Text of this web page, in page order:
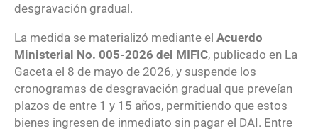
desgravación gradual.
La medida se materializó mediante el Acuerdo
Ministerial No. 005-2026 del MIFIC, publicado en La
Gaceta el 8 de mayo de 2026, y suspende los
cronogramas de desgravación gradual que preveían
plazos de entre 1 y 15 años, permitiendo que estos
bienes ingresen de inmediato sin pagar el DAI. Entre